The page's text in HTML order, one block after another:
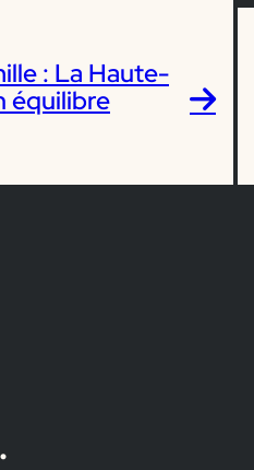
: La Haute-
équilibre